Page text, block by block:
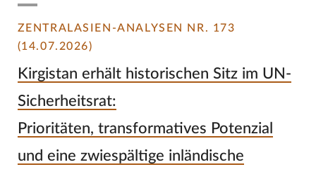
ZENTRALASIEN-ANALYSEN NR. 173
(14.07.2026)
Kirgistan erhält historischen Sitz im UN-
Sicherheitsrat:
Prioritäten, transformatives Potenzial
und eine zwiespältige inländische